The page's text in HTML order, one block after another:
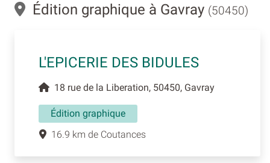
Édition graphique à Gavray (50450)
L'EPICERIE DES BIDULES
18 rue de la Liberation, 50450, Gavray
Édition graphique
16.9 km de Coutances